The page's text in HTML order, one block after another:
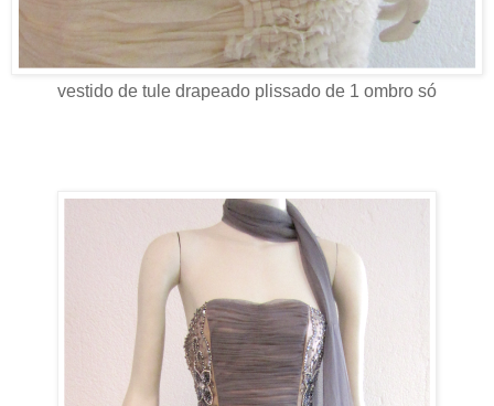
vestido de tule drapeado plissado de 1 ombro só